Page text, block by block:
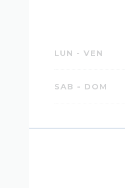
LUN -VEN
SAB - DOM